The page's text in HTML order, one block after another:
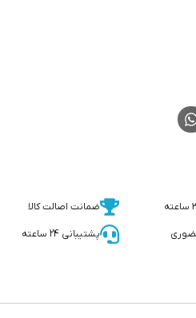
ضمانت اصالت کالا
پشتیبانی 24 ساعته